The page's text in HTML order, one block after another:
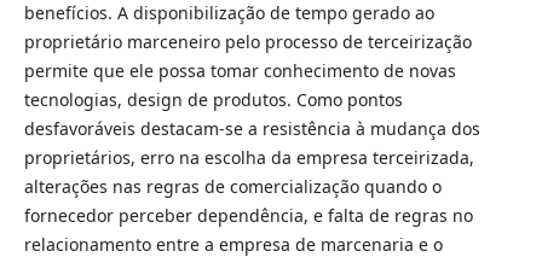
benefícios. A disponibilização de tempo gerado ao
proprietário marceneiro pelo processo de terceirização
permite que ele possa tomar conhecimento de novas
tecnologias, design de produtos. Como pontos
desfavoráveis destacam-se a resistência à mudança dos
proprietários, erro na escolha da empresa terceirizada,
alterações nas regras de comercialização quando o
fornecedor perceber dependência, e falta de regras no
relacionamento entre a empresa de marcenaria e o